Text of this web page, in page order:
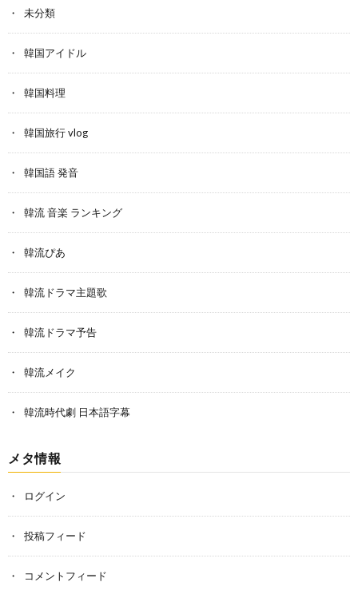
未分類
韓国アイドル
韓国料理
韓国旅行 vlog
韓国語 発音
韓流 音楽 ランキング
韓流ぴあ
韓流ドラマ主題歌
韓流ドラマ予告
韓流メイク
韓流時代劇 日本語字幕
メタ情報
ログイン
投稿フィード
コメントフィード